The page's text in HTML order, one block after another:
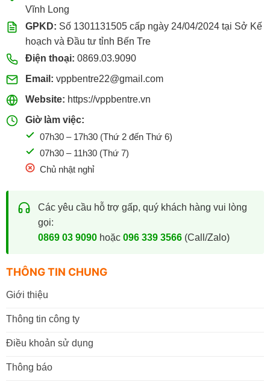
Vĩnh Long
GPKD: Số 1301131505 cấp ngày 24/04/2024 tại Sở Kế
hoạch và Đầu tư tỉnh Bến Tre
Điện thoại: 0869.03.9090
Email: vppbentre22@gmail.com
Website: https://vppbentre.vn
Giờ làm việc:
07h30 – 17h30 (Thứ 2 đến Thứ 6)
07h30 – 11h30 (Thứ 7)
Chủ nhật nghỉ
Các yêu cầu hỗ trợ gấp, quý khách hàng vui lòng
gọi:
0869 03 9090hoặc 096 339 3566(Call/Zalo)
THÔNG TIN CHUNG
Giới thiệu
Thông tin công ty
Điều khoản sử dụng
Thông báo